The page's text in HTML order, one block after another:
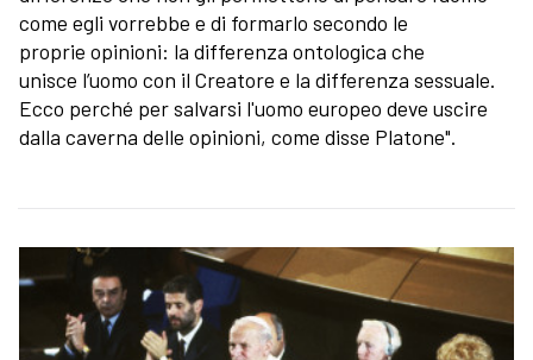
come egli vorrebbe e di formarlo secondo le
proprie opinioni: la differenza ontologica che
unisce l’uomo con il Creatore e la differenza sessuale.
Ecco perché per salvarsi l'uomo europeo deve uscire
dalla caverna delle opinioni, come disse Platone".